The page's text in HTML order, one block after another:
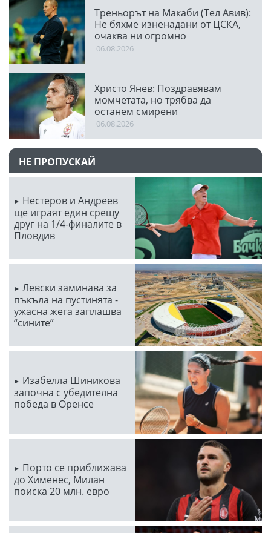
Треньорът на Макаби (Тел Авив):
Не бяхме изненадани от ЦСКА,
очаква ни огромно
предизвикателство
06.08.2026
Христо Янев: Поздравявам
момчетата, но трябва да
останем смирени
06.08.2026
НЕ ПРОПУСКАЙ
Нестеров и Андреев
ще играят един срещу
друг на 1/4-финалите в
Пловдив
Левски заминава за
пъкъла на пустинята -
ужасна жега заплашва
“сините”
Изабелла Шиникова
започна с убедителна
победа в Оренсе
Порто се приближава
до Хименес, Милан
поиска 20 млн. евро